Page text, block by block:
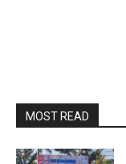
MOST READ